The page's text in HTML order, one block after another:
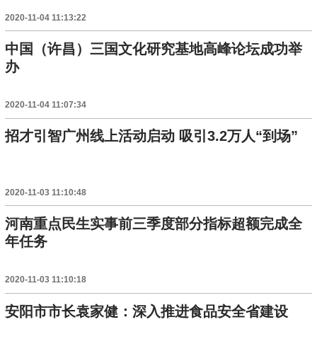
2020-11-04 11:13:22
中国（许昌）三国文化研究基地高峰论坛成功举
办
2020-11-04 11:07:34
招才引智广州线上活动启动 吸引3.2万人“到场”
2020-11-03 11:10:48
河南重点民生实事前三季度部分指标超额完成全
年任务
2020-11-03 11:10:18
安阳市市长袁家健：深入推进食品安全省建设